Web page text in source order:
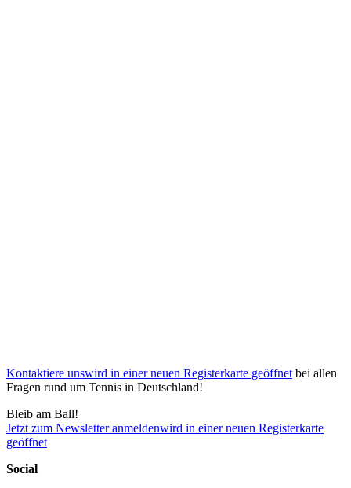
Kontaktiere unswird in einer neuen Registerkarte geöffnet bei allen
Fragen rund um Tennis in Deutschland!
Bleib am Ball!
Jetzt zum Newsletter anmeldenwird in einer neuen Registerkarte
geöffnet
Social